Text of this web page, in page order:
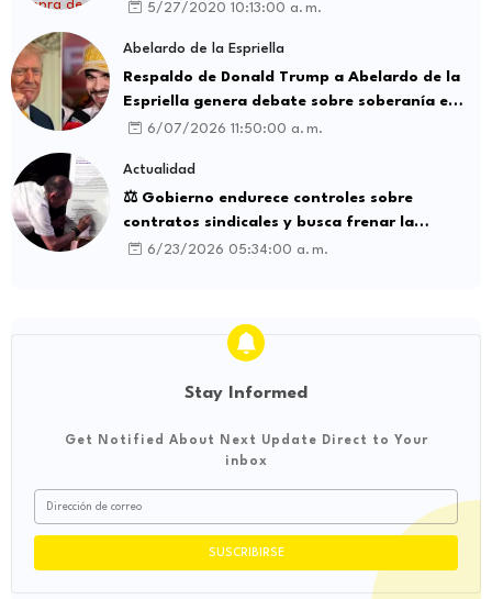
5/27/2020 10:13:00 a. m.
Abelardo de la Espriella
Respaldo de Donald Trump a Abelardo de la
Espriella genera debate sobre soberanía e
influencia internacional
6/07/2026 11:50:00 a. m.
Actualidad
⚖️ Gobierno endurece controles sobre
contratos sindicales y busca frenar la
intermediación laboral ilegal
6/23/2026 05:34:00 a. m.
Stay Informed
Get Notified About Next Update Direct to Your
inbox